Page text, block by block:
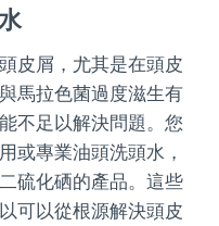
皮屑，尤其是在頭皮
馬拉色菌過度滋生有
不足以解決問題。您
或專業油頭洗頭水，
硫化硒的產品。這些
可以從根源解決頭皮